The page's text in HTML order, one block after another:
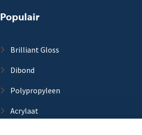
Populair
Brilliant Gloss
Dibond
Polypropyleen
Acrylaat